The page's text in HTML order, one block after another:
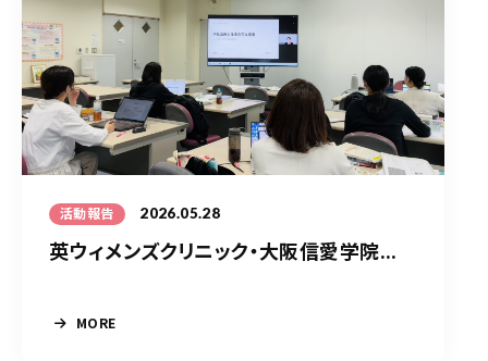
活動報告 2026.05.28
英ウィメンズクリニック・大阪信愛学院...
MORE